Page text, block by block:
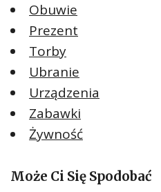
Obuwie
Prezent
Torby
Ubranie
Urządzenia
Zabawki
Żywność
Może Ci Się Spodobać